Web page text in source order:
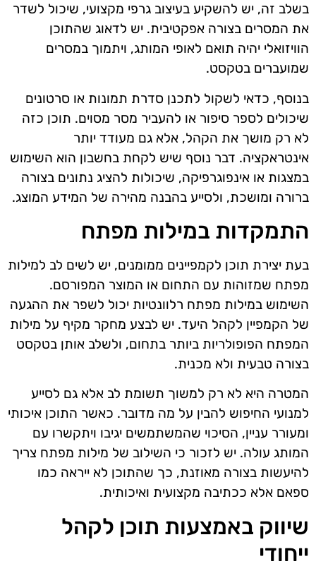
בשלב זה, יש להשקיע בעיצוב גרפי מקצועי, שיכול לשדר
את המסרים בצורה אפקטיבית. יש לדאוג שהתוכן
הוויזואלי יהיה תואם לאופי המותג, ויתמוך במסרים
שמועברים בטקסט.
בנוסף, כדאי לשקול לתכנן סדרת תמונות או סרטונים
שיכולים לספר סיפור או להעביר מסר מסוים. תוכן כזה
לא רק מושך את הקהל, אלא גם מעודד יותר
אינטראקציה. דבר נוסף שיש לקחת בחשבון הוא השימוש
במצגות או אינפוגרפיקה, שיכולות להציג נתונים בצורה
ברורה ומושכת, ולסייע בהבנה מהירה של המידע המוצג.
התמקדות במילות מפתח
בעת יצירת תוכן לקמפיינים ממומנים, יש לשים לב למילות
מפתח שמזוהות עם התחום או המוצר המפורסם.
השימוש במילות מפתח רלוונטיות יכול לשפר את ההגעה
של הקמפיין לקהל היעד. יש לבצע מחקר מקיף על מילות
המפתח הפופולריות ביותר בתחום, ולשלב אותן בטקסט
בצורה טבעית ולא מכנית.
המטרה היא לא רק למשוך תשומת לב אלא גם לסייע
למנועי החיפוש להבין על מה מדובר. כאשר התוכן איכותי
ומעורר עניין, הסיכוי שהמשתמשים יגיבו ויתקשרו עם
המותג עולה. יש לזכור כי השילוב של מילות מפתח צריך
להיעשות בצורה מאוזנת, כך שהתוכן לא ייראה כמו
ספאם אלא ככתיבה מקצועית ואיכותית.
שיווק באמצעות תוכן לקהל
ייחודי